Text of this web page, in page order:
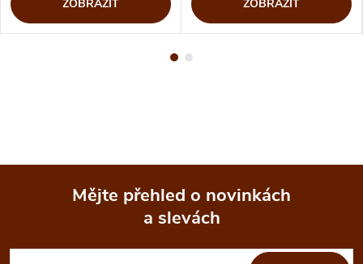
ZOBRAZIT ZOBRAZIT
Mějte přehled o novinkách
a slevách